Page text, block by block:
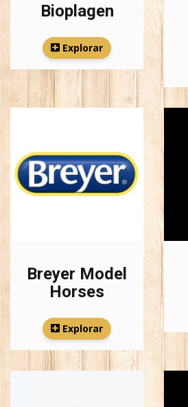
Bioplagen
Explorar
Breyer Model
Horses
Explorar